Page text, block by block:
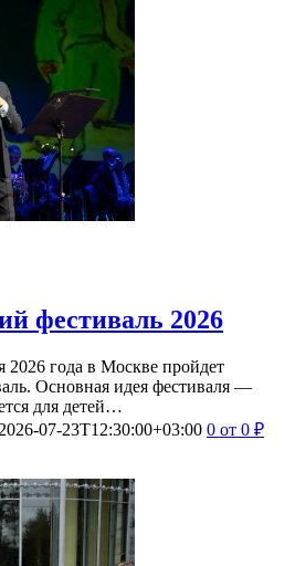
фестиваль 2026
2026 года в Москве пройдет
Основная идея фестиваля —
для детей…
2026-07-23T12:30:00+03:00 0 от 0 ₽